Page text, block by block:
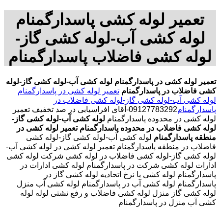
تعمیر لوله کشی پاسدارگمنام
لوله کشی آب-لوله کشی گاز-
لوله کشی فاضلاب پاسدارگمنام
تعمیر لوله کشی در پاسدارگمنام لوله کشی آب-لوله کشی گاز-لوله
کشی فاضلاب در پاسدارگمنام تعمیر لوله کشی در پاسدارگمنام
لوله کشی آب-لوله کشی گاز-لوله کشی فاضلاب در
پاسدارگمنام
09127783292-آقای افراسیابی در صد تخفیف تعمیر
لوله کشی در محدوده پاسدارگمنام لوله کشی آب-لوله کشی گاز-
لوله کشی فاضلاب در محدوده پاسدارگمنام تعمیر لوله کشی در
منطقه پاسدارگمنام لوله کشی آب-لوله کشی گاز-لوله کشی
فاضلاب در منطقه پاسدارگمنام تعمیر لوله کشی در لوله کشی آب-
لوله کشی گاز-لوله کشی فاضلاب در لوله کشی شرکت لوله کشی
ادارات لوله کشی شرکت در پاسدارگمنام لوله کشی ادارات در
پاسدارگمنام لوله کشی با نرخ اتحادیه لوله کشی گاز در
پاسدارگمنام لوله کشی آب در پاسدارگمنام لوله کشی آب منزل
لوله کشی گاز منزل لوله کشی فاضلاب و رفع نشتی لوله لوله
کشی آب منزل در پاسدارگمنام